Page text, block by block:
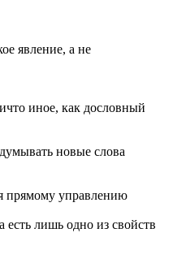
явление, а не
иное, как дословный
новые слова
прямому управлению
лишь одно из свойств